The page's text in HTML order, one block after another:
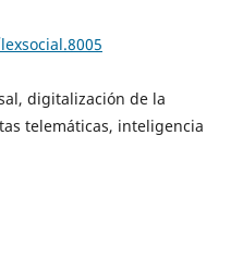
digitalización de la
telemáticas, inteligencia